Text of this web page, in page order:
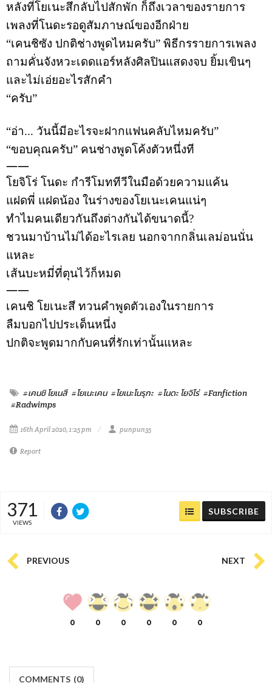
หลังที่โยเนะสึกลับไปสักพัก ก็ถึงเวลาของรายการ
เพลงที่โนดะรอดูสัมภาษณ์ของอีกฝ่าย
“เคนชิซัง ปกติช่างพูดไหมครับ” พิธีกรรายการเพลง
ถามคั่นจังหวะเดดแอร์หลังศิลปินแสดงจบ ยิ้มเขินๆ
และไม่เอ่ยอะไรสักคำ
“ครับ”
“อ่า... วันนี้มีอะไรจะฝากแฟนคลับไหมครับ”
“ขอบคุณครับ” คนช่างพูดโค้งตัวหนึ่งที
——
โยจิโร่ โนดะ กำรีโมททีวีในมือด้วยความแค้น
แฝดพี่ แฝดน้อง ในร่างของโยเนะเคนแน่ๆ
ทำไมคนเดียวกันถึงต่างกันได้ขนาดนี้?
ชวนมาบ้านไม่ได้อะไรเลย นอกจากกลิ่นเลม่อนนั่น
แหละ
เส้นบะหมี่ที่ตุนไว้ก็หมด
——
เคนชิ โยเนะสึ ทวนคำพูดตัวเองในรายการ
ลืมบอกไปประเด็นหนึ่ง
ปกติจะพูดมากกับคนที่รักเท่านั้นแหละ
#เคนชิ โยเนสึ #โยเนะเคน #โยเนะโนรุกะ #โนดะ โยจิโร่ #Fanfiction
#Radwimps
16th April 2020, 1:25 pm punpun35
Report
371
VIEWS
SUBSCRIBE
PREVIOUS NEXT
0 0 0 0 0 0
COMMENTS (0)